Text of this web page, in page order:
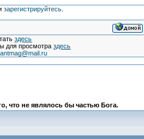
зарегистрируйтесь.
здесь
для просмотраздесь
что не являлось бы частью Бога.